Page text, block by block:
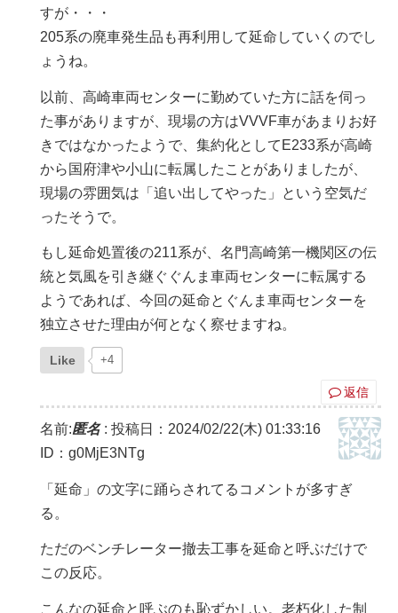
すが・・・
205系の廃車発生品も再利用して延命していくのでし
ょうね。
以前、高崎車両センターに勤めていた方に話を伺っ
た事がありますが、現場の方はVVVF車があまりお好
きではなかったようで、集約化としてE233系が高崎
から国府津や小山に転属したことがありましたが、
現場の雰囲気は「追い出してやった」という空気だ
ったそうで。
もし延命処置後の211系が、名門高崎第一機関区の伝
統と気風を引き継ぐぐんま車両センターに転属する
ようであれば、今回の延命とぐんま車両センターを
独立させた理由が何となく察せますね。
Like +4
返信
名前:匿名: 投稿日：2024/02/22(木) 01:33:16
ID：g0MjE3NTg
「延命」の文字に踊らされてるコメントが多すぎ
る。
ただのベンチレーター撤去工事を延命と呼ぶだけで
この反応。
こんなの延命と呼ぶのも恥ずかしい。老朽化した制